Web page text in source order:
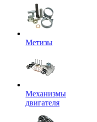
Метизы
Механизмы
двигателя